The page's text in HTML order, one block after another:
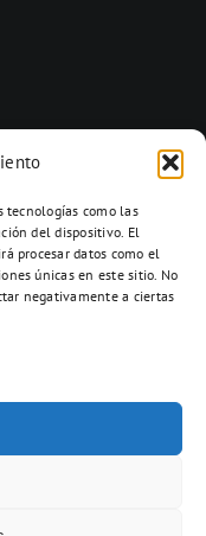
tecnologías como las
del dispositivo. El
procesar datos como el
únicas en este sitio. No
negativamente a ciertas